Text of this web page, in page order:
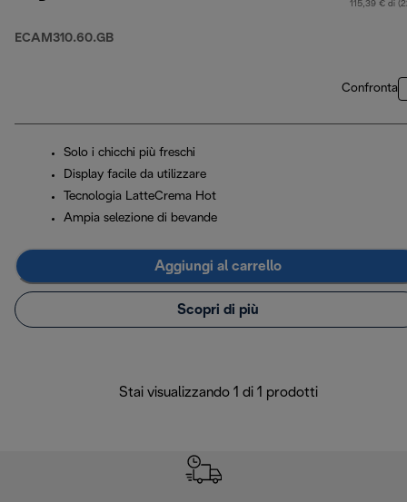
ECAM310.60.GB
115,39 € di
Confronta
Solo i chicchi più freschi
Display facile da utilizzare
Tecnologia LatteCrema Hot
Ampia selezione di bevande
Aggiungi al carrello
Scopri di più
Stai visualizzando 1 di 1 prodotti